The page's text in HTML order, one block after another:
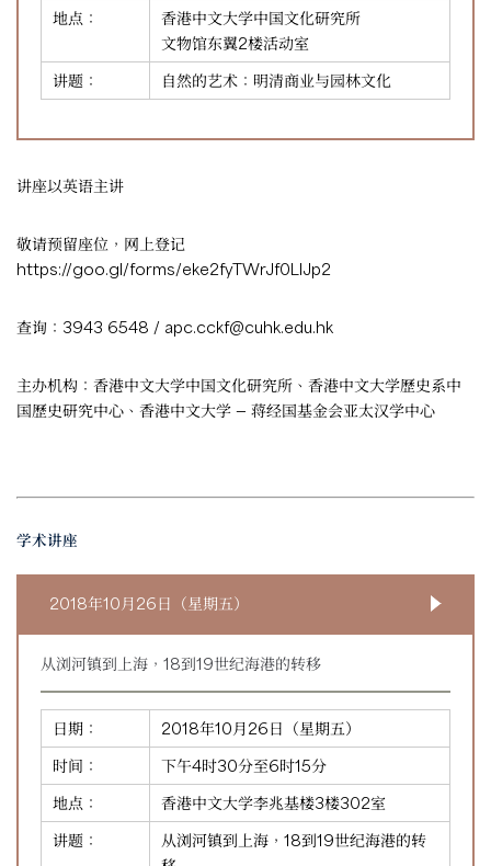
地点：
香港中文大学中国文化研究所
文物馆东翼2楼活动室
讲题：
自然的艺术：明清商业与园林文化
讲座以英语主讲
敬请预留座位，网上登记
https://goo.gl/forms/eke2fyTWrJf0LlJp2
查询：3943 6548 / apc.cckf@cuhk.edu.hk
主办机构：香港中文大学中国文化研究所、香港中文大学歷史系中
国歷史研究中心、香港中文大学 — 蒋经国基金会亚太汉学中心
学术讲座
2018年10月26日（星期五）
从浏河镇到上海，18到19世纪海港的转移
日期：
2018年10月26日（星期五）
时间：
下午4时30分至6时15分
地点：
香港中文大学李兆基楼3楼302室
讲题：
从浏河镇到上海，18到19世纪海港的转